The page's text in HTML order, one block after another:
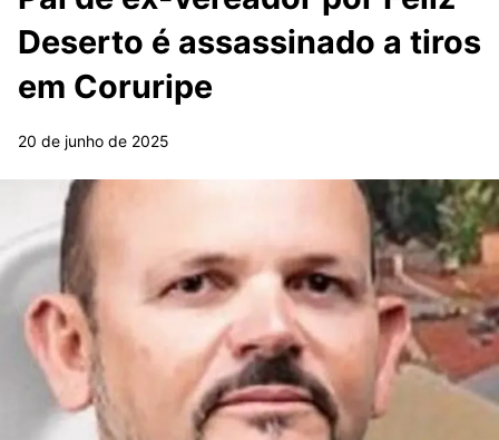
Deserto é assassinado a tiros
em Coruripe
20 de junho de 2025